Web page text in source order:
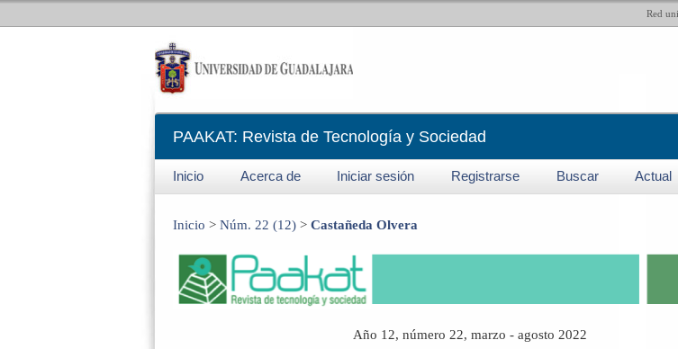
Red
PAAKAT: Revista de Tecnología y Sociedad
Inicio Acerca de Iniciar sesión Registrarse Buscar Actual
Inicio > Núm. 22 (12) > Castañeda Olvera
Año 12, número 22, marzo - agosto 2022